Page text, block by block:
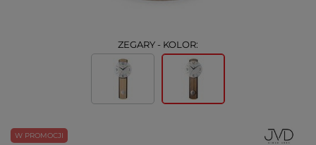
ZEGARY - KOLOR:
W PROMOCJI